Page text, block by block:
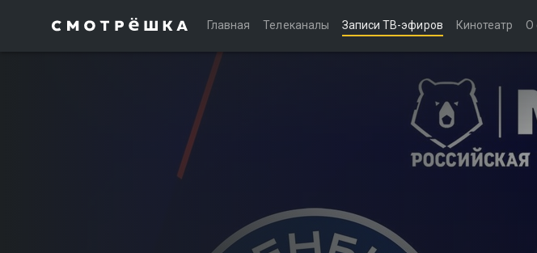
Главная Телеканалы Записи ТВ-эфиров Кинотеатр О